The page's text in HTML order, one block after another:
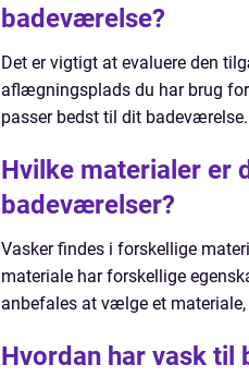
badeværelse?
Det er vigtigt at evaluere den
aflægningsplads du har brug
passer bedst til dit badeværelse.
Hvilke materialer er
badeværelser?
Vasker findes i forskellige
materiale har forskellige
anbefales at vælge et
Hvordan har vask